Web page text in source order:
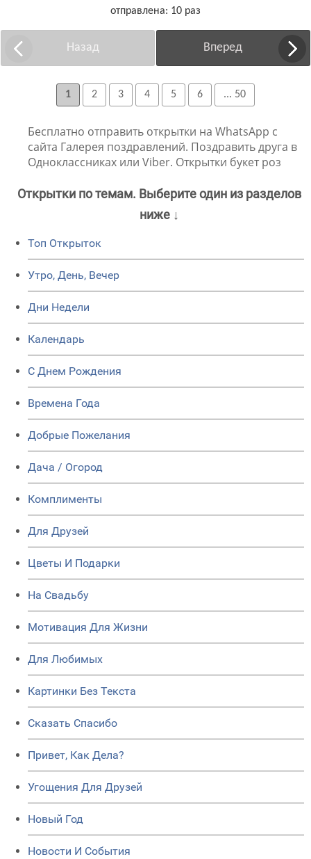
отправлена: 10 раз
Назад Вперед
1 2 3 4 5 6 ... 50
Бесплатно отправить открытки на WhatsApp с
сайта Галерея поздравлений. Поздравить друга в
Одноклассниках или Viber. Открытки букет роз
Открытки по темам. Выберите один из разделов
ниже ↓
Топ Открыток
Утро, День, Вечер
Дни Недели
Календарь
C Днем Рождения
Времена Года
Добрые Пожелания
Дача / Огород
Комплименты
Для Друзей
Цветы И Подарки
На Свадьбу
Мотивация Для Жизни
Для Любимых
Картинки Без Текста
Сказать Спасибо
Привет, Как Дела?
Угощения Для Друзей
Новый Год
Новости И События